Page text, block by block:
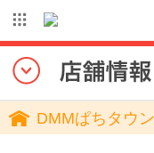
DMMぱちタウン